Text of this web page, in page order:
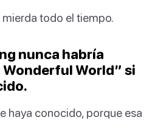
todo el tiempo.
nunca habría
World” si
haya conocido, porque esa